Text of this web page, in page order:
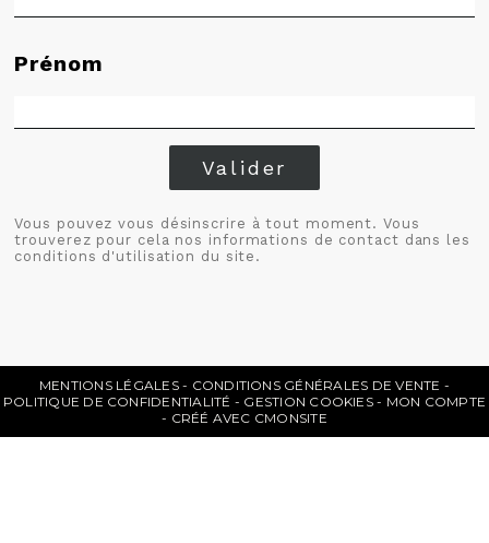
Prénom
Valider
Vous pouvez vous désinscrire à tout moment. Vous
trouverez pour cela nos informations de contact dans les
conditions d'utilisation du site.
MENTIONS LÉGALES
CONDITIONS GÉNÉRALES DE VENTE
POLITIQUE DE CONFIDENTIALITÉ
GESTION COOKIES
MON COMPTE
CRÉÉ AVEC CMONSITE